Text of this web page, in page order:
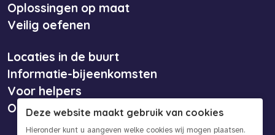
Oplossingen op maat
Veilig oefenen
Locaties in de buurt
Informatie-bijeenkomsten
Voor helpers
Over ons
Deze website maakt gebruik van cookies
Hieronder kunt u aangeven welke cookies wij mogen plaatsen.